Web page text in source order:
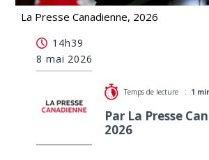
La Presse Canadienne, 2026
accord sur les Premières Nations
14h39
8 mai 2026
Temps de lecture : 1
Par La Presse
2026